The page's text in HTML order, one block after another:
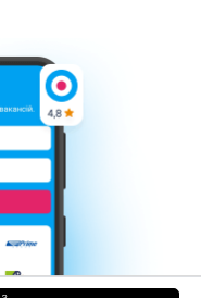
Кар’єра
Умови використання